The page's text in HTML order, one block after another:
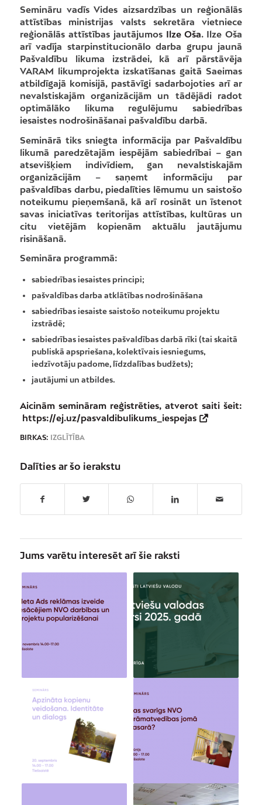
Semināru vadīs Vides aizsardzības un reģionālās
attīstības ministrijas valsts sekretāra vietniece
reģionālās attīstības jautājumos Ilze Oša. Ilze Oša
arī vadīja starpinstitucionālo darba grupu jaunā
Pašvaldību likuma izstrādei, kā arī pārstāvēja
VARAM likumprojekta izskatīšanas gaitā Saeimas
atbildīgajā komisijā, pastāvīgi sadarbojoties arī ar
nevalstiskajām organizācijām un tādējādi radot
optimālāko likuma regulējumu sabiedrības
iesaistes nodrošināšanai pašvaldību darbā.
Seminārā tiks sniegta informācija par Pašvaldību
likumā paredzētajām iespējām sabiedrībai – gan
atsevišķiem indivīdiem, gan nevalstiskajām
organizācijām – saņemt informāciju par
pašvaldības darbu, piedalīties lēmumu un saistošo
noteikumu pieņemšanā, kā arī rosināt un īstenot
savas iniciatīvas teritorijas attīstības, kultūras un
citu vietējām kopienām aktuālu jautājumu
risināšanā.
Semināra programmā:
sabiedrības iesaistes principi;
pašvaldības darba atklātības nodrošināšana
sabiedrības iesaiste saistošo noteikumu projektu
izstrādē;
sabiedrības iesaistes pašvaldības darbā rīki (tai skaitā
publiskā apspriešana, kolektīvais iesniegums,
iedzīvotāju padome, līdzdalības budžets);
jautājumi un atbildes.
Aicinām semināram reģistrēties, atverot saiti šeit:
https://ej.uz/pasvaldibulikums_iespejas
BIRKAS: IZGLĪTĪBA
Dalīties ar šo ierakstu
Jums varētu interesēt arī šie raksti